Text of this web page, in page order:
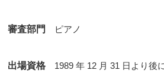
審査部門 ピアノ
出場資格 1989 年 12 月 31 日より後